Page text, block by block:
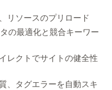
リソースのプリロード
の最適化と競合キーワー
レクトでサイトの健全性
、タグエラーを自動スキ